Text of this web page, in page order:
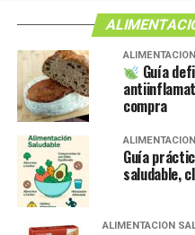
Guía
compra
Guía
saludable,
ALIMENTACIÓN